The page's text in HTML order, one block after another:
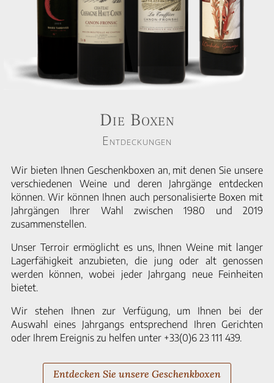
Die Boxen
Entdeckungen
Wir bieten Ihnen Geschenkboxen an, mit denen Sie unsere
verschiedenen Weine und deren Jahrgänge entdecken
können. Wir können Ihnen auch personalisierte Boxen mit
Jahrgängen Ihrer Wahl zwischen 1980 und 2019
zusammenstellen.
Unser Terroir ermöglicht es uns, Ihnen Weine mit langer
Lagerfähigkeit anzubieten, die jung oder alt genossen
werden können, wobei jeder Jahrgang neue Feinheiten
bietet.
Wir stehen Ihnen zur Verfügung, um Ihnen bei der
Auswahl eines Jahrgangs entsprechend Ihren Gerichten
oder Ihrem Ereignis zu helfen unter +33(0)6 23 111 439.
Entdecken Sie unsere Geschenkboxen